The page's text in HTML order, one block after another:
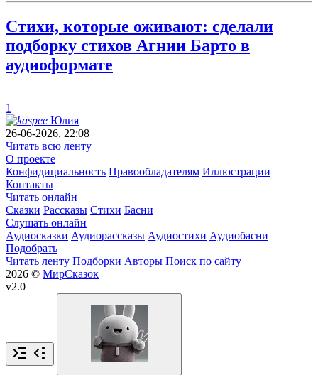
Стихи, которые оживают: сделали
подборку стихов Агнии Барто в
аудиоформате
1
Юлия
26-06-2026, 22:08
Читать всю ленту
О проекте
Конфидициальность Правообладателям Иллюстрации
Контакты
Читать онлайн
Сказки Рассказы Стихи Басни
Слушать онлайн
Аудиосказки Аудиорассказы Аудиостихи Аудиобасни
Подобрать
Читать ленту Подборки Авторы Поиск по сайту
2026 © МирСказок
v2.0